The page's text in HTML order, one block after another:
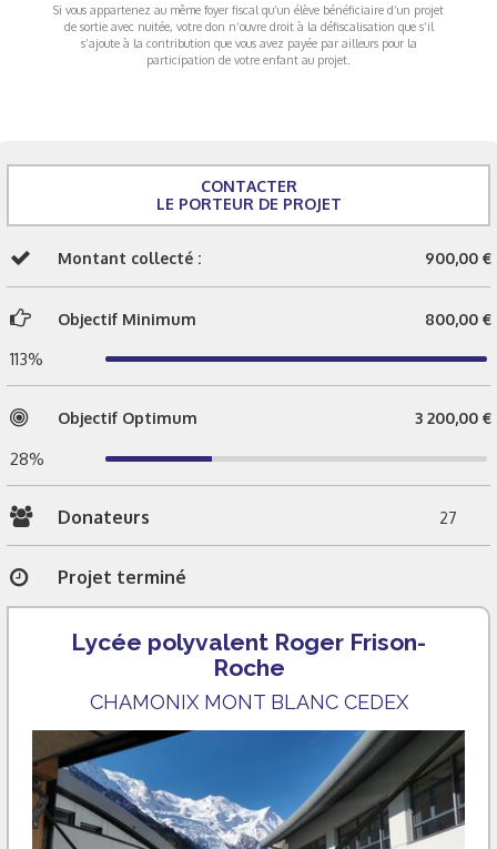
Si vous appartenez au même foyer fiscal qu’un élève bénéficiaire d’un projet
de sortie avec nuitée, votre don n’ouvre droit à la défiscalisation que s’il
s’ajoute à la contribution que vous avez payée par ailleurs pour la
participation de votre enfant au projet.
CONTACTER
LE PORTEUR DE PROJET
Montant collecté : 900,00 €
Objectif Minimum 800,00 €
113%
Objectif Optimum 3 200,00 €
28%
Donateurs 27
Projet terminé
Lycée polyvalent Roger Frison-
Roche
CHAMONIX MONT BLANC CEDEX